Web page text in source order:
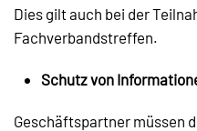
Dies gilt auch bei der
Fachverbandstreffen.
Schutz von
Geschäftspartner müssen